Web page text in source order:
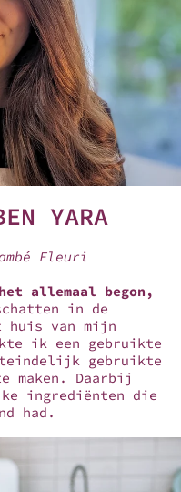
YARA
Fleuri
allemaal begon,
in de
huis van mijn
ik een gebruikte
gebruikte
maken. Daarbij
ingrediënten die
had.